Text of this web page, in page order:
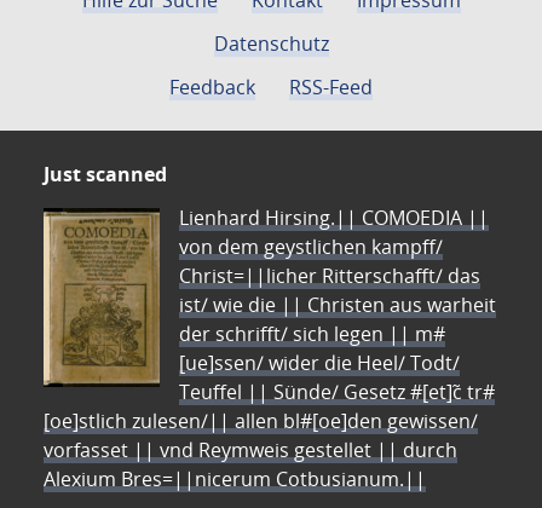
Datenschutz
Feedback
RSS-Feed
Just scanned
Lienhard Hirsing.|| COMOEDIA ||
von dem geystlichen kampff/
Christ=||licher Ritterschafft/ das
ist/ wie die || Christen aus warheit
der schrifft/ sich legen || m#
[ue]ssen/ wider die Heel/ Todt/
Teuffel || Sünde/ Gesetz #[et]c̃ tr#
[oe]stlich zulesen/|| allen bl#[oe]den gewissen/
vorfasset || vnd Reymweis gestellet || durch
Alexium Bres=||nicerum Cotbusianum.||